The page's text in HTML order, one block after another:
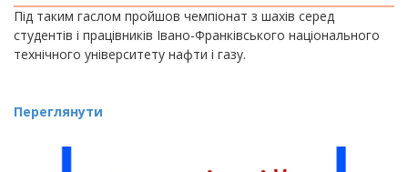
​​​​​​​Під таким гаслом пройшов чемпіонат з шахів серед
студентів і працівників Івано-Франківського національного
технічного університету нафти і газу.
Переглянути